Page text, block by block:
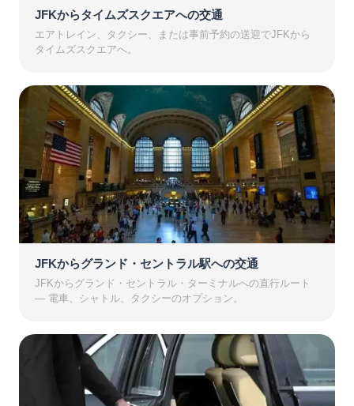
JFKからタイムズスクエアへの交通
エアトレイン、タクシー、または事前予約の送迎でJFKから
タイムズスクエアへ。
JFKからグランド・セントラル駅への交通
JFKからグランド・セントラル・ターミナルへの直行ルート
— 電車、シャトル、タクシーのオプション。